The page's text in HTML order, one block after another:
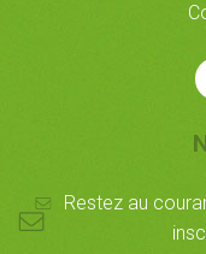
Restez au